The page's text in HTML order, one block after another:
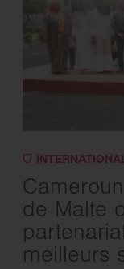
de Malte
meilleurs